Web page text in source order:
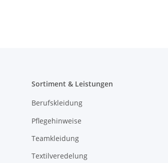
Sortiment & Leistungen
Berufskleidung
Pflegehinweise
Teamkleidung
Textilveredelung